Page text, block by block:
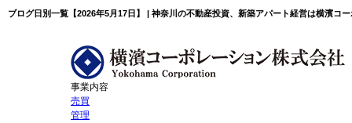
ブログ日別一覧【2026年5月17日】 | 神奈川の不動産投資、新築アパート経営は横濱コ
事業内容
売買
管理